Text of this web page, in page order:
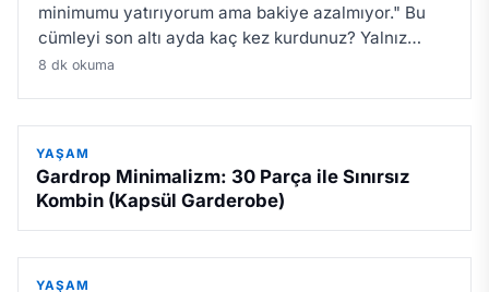
minimumu yatırıyorum ama bakiye azalmıyor." Bu
cümleyi son altı ayda kaç kez kurdunuz? Yalnız
değilsiniz; Türkiye'de bireysel kredi kartı bakiyesi
8 dk okuma
YAŞAM
Gardrop Minimalizm: 30 Parça ile Sınırsız
Kombin (Kapsül Garderobe)
YAŞAM